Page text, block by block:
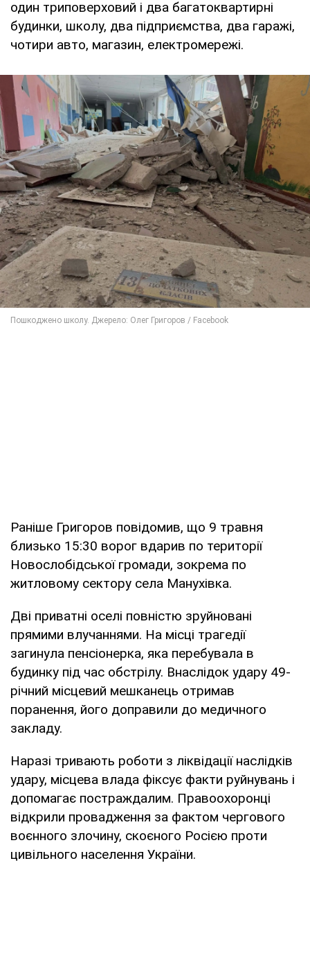
один триповерховий і два багатоквартирні
будинки, школу, два підприємства, два гаражі,
чотири авто, магазин, електромережі.
Раніше Григоров повідомив, що 9 травня
близько 15:30 ворог вдарив по території
Новослобідської громади, зокрема по
житловому сектору села Манухівка.
Дві приватні оселі повністю зруйновані
прямими влучаннями. На місці трагедії
загинула пенсіонерка, яка перебувала в
будинку під час обстрілу. Внаслідок удару 49-
річний місцевий мешканець отримав
поранення, його доправили до медичного
закладу.
Наразі тривають роботи з ліквідації наслідків
удару, місцева влада фіксує факти руйнувань і
допомагає постраждалим. Правоохоронці
відкрили провадження за фактом чергового
воєнного злочину, скоєного Росією проти
цивільного населення України.